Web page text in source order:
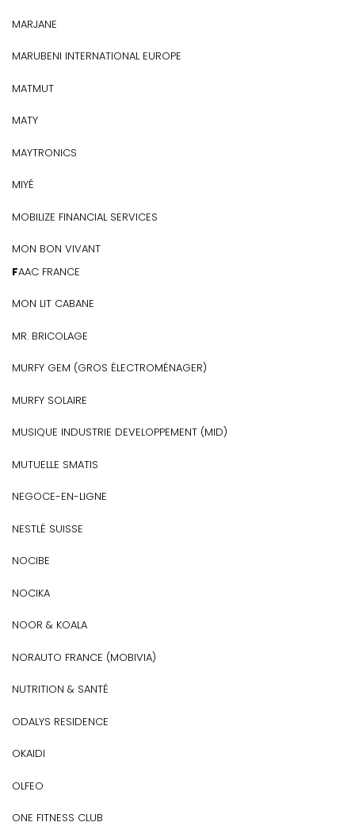
MARJANE
MARUBENI INTERNATIONAL EUROPE
MATMUT
MATY
MAYTRONICS
MIYÉ
MOBILIZE FINANCIAL SERVICES
MON BON VIVANT
FAAC FRANCE
MON LIT CABANE
MR. BRICOLAGE
MURFY GEM (GROS ÉLECTROMÉNAGER)
MURFY SOLAIRE
MUSIQUE INDUSTRIE DEVELOPPEMENT (MID)
MUTUELLE SMATIS
NEGOCE-EN-LIGNE
NESTLÉ SUISSE
NOCIBE
NOCIKA
NOOR & KOALA
NORAUTO FRANCE (MOBIVIA)
NUTRITION & SANTÉ
ODALYS RESIDENCE
OKAIDI
OLFEO
ONE FITNESS CLUB